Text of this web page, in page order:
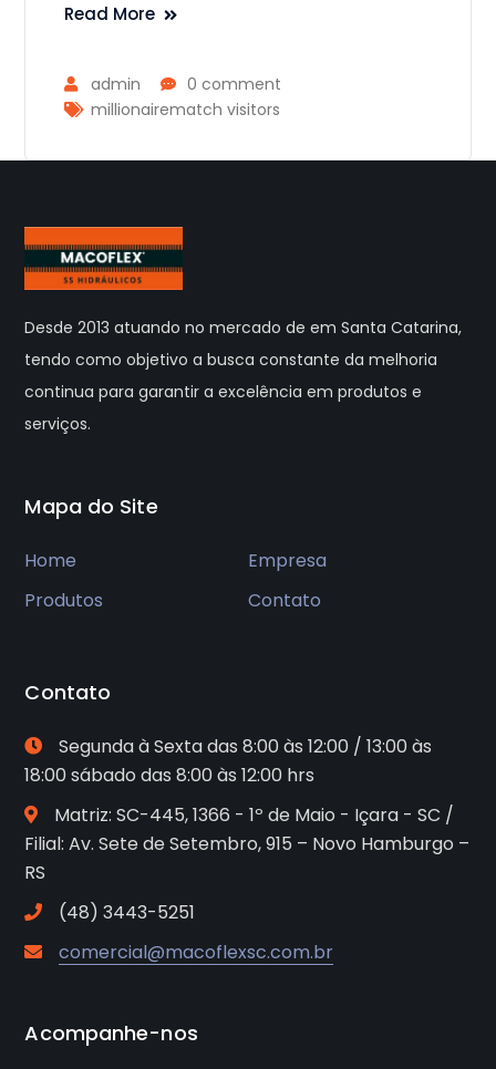
Read More
admin
0 comment
millionairematch visitors
Desde 2013 atuando no mercado de em Santa Catarina,
tendo como objetivo a busca constante da melhoria
continua para garantir a excelência em produtos e
serviços.
Mapa do Site
Home
Empresa
Produtos
Contato
Contato
Segunda à Sexta das 8:00 às 12:00 / 13:00 às
18:00 sábado das 8:00 às 12:00 hrs
Matriz: SC-445, 1366 - 1º de Maio - Içara - SC /
Filial: Av. Sete de Setembro, 915 – Novo Hamburgo –
RS
(48) 3443-5251
comercial@macoflexsc.com.br
Acompanhe-nos